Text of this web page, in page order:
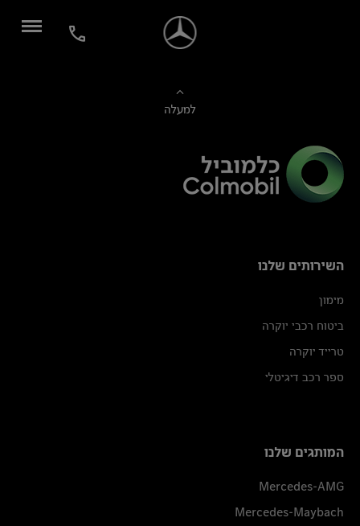
למעלה
השירותים שלנו
מימון
ביטוח רכבי יוקרה
טרייד יוקרה
ספר רכב דיגיטלי
המותגים שלנו
Mercedes-AMG
Mercedes-Maybach